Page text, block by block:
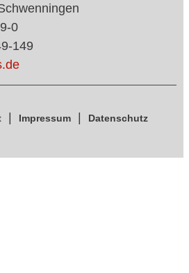
0
149
Impressum Datenschutz